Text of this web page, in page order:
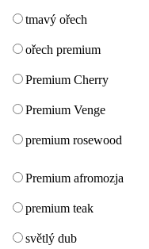
tmavý ořech
ořech premium
Premium Cherry
Premium Venge
premium rosewood
Premium afromozja
premium teak
světlý dub